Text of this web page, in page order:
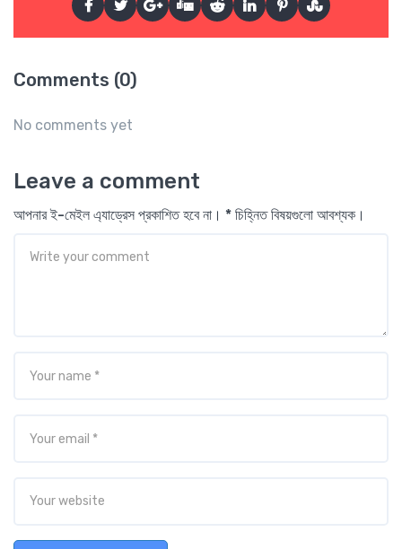
Comments (0)
No comments yet
Leave a comment
আপনার ই-মেইল এ্যাড্রেস প্রকাশিত হবে না। * চিহ্নিত বিষয়গুলো আবশ্যক।